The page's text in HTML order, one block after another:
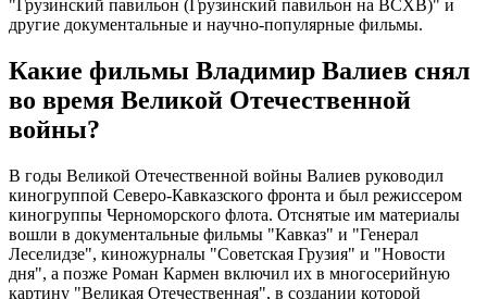
"Грузинский павильон (Грузинский павильон на ВСХВ)" и
другие документальные и научно-популярные фильмы.
Какие фильмы Владимир Валиев снял
во время Великой Отечественной
войны?
В годы Великой Отечественной войны Валиев руководил
киногруппой Северо-Кавказского фронта и был режиссером
киногруппы Черноморского флота. Отснятые им материалы
вошли в документальные фильмы "Кавказ" и "Генерал
Леселидзе", киножурналы "Советская Грузия" и "Новости
дня", а позже Роман Кармен включил их в многосерийную
картину "Великая Отечественная", в создании которой